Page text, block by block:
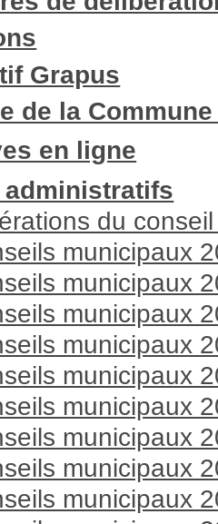
Grapus
de la
en ligne
administratifs
du
municipaux
municipaux
municipaux
municipaux
municipaux
municipaux
municipaux
municipaux
municipaux